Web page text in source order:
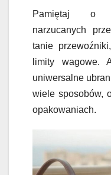
Pamiętaj o
narzucanych
tanie
limity wagowe.
uniwersalne
wiele sposobów,
opakowaniach.